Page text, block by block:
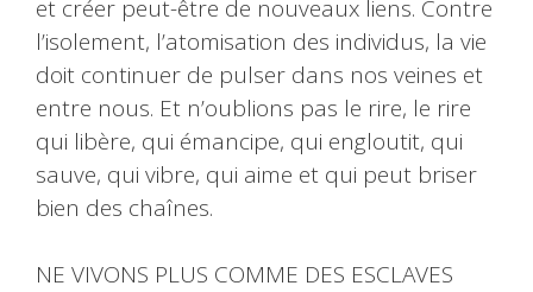
et créer peut-être de nouveaux liens. Contre
l’isolement, l’atomisation des individus, la vie
doit continuer de pulser dans nos veines et
entre nous. Et n’oublions pas le rire, le rire
qui libère, qui émancipe, qui engloutit, qui
sauve, qui vibre, qui aime et qui peut briser
bien des chaînes.
NE VIVONS PLUS COMME DES ESCLAVES